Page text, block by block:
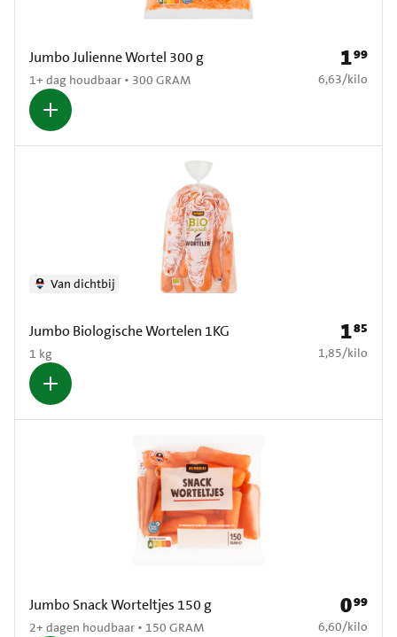
Jumbo Julienne Wortel 300 g
1+ dag houdbaar • 300 GRAM
Prijs: €
199
€ 6,63 per kilo
6,63/kilo
Jumbo Biologische Wortelen 1KG
1 kg
Van dichtbij
Prijs: €
185
€ 1,85 per kilo
1,85/kilo
Jumbo Snack Worteltjes 150 g
2+ dagen houdbaar • 150 GRAM
Prijs: €
099
€ 6,60 per kilo
6,60/kilo